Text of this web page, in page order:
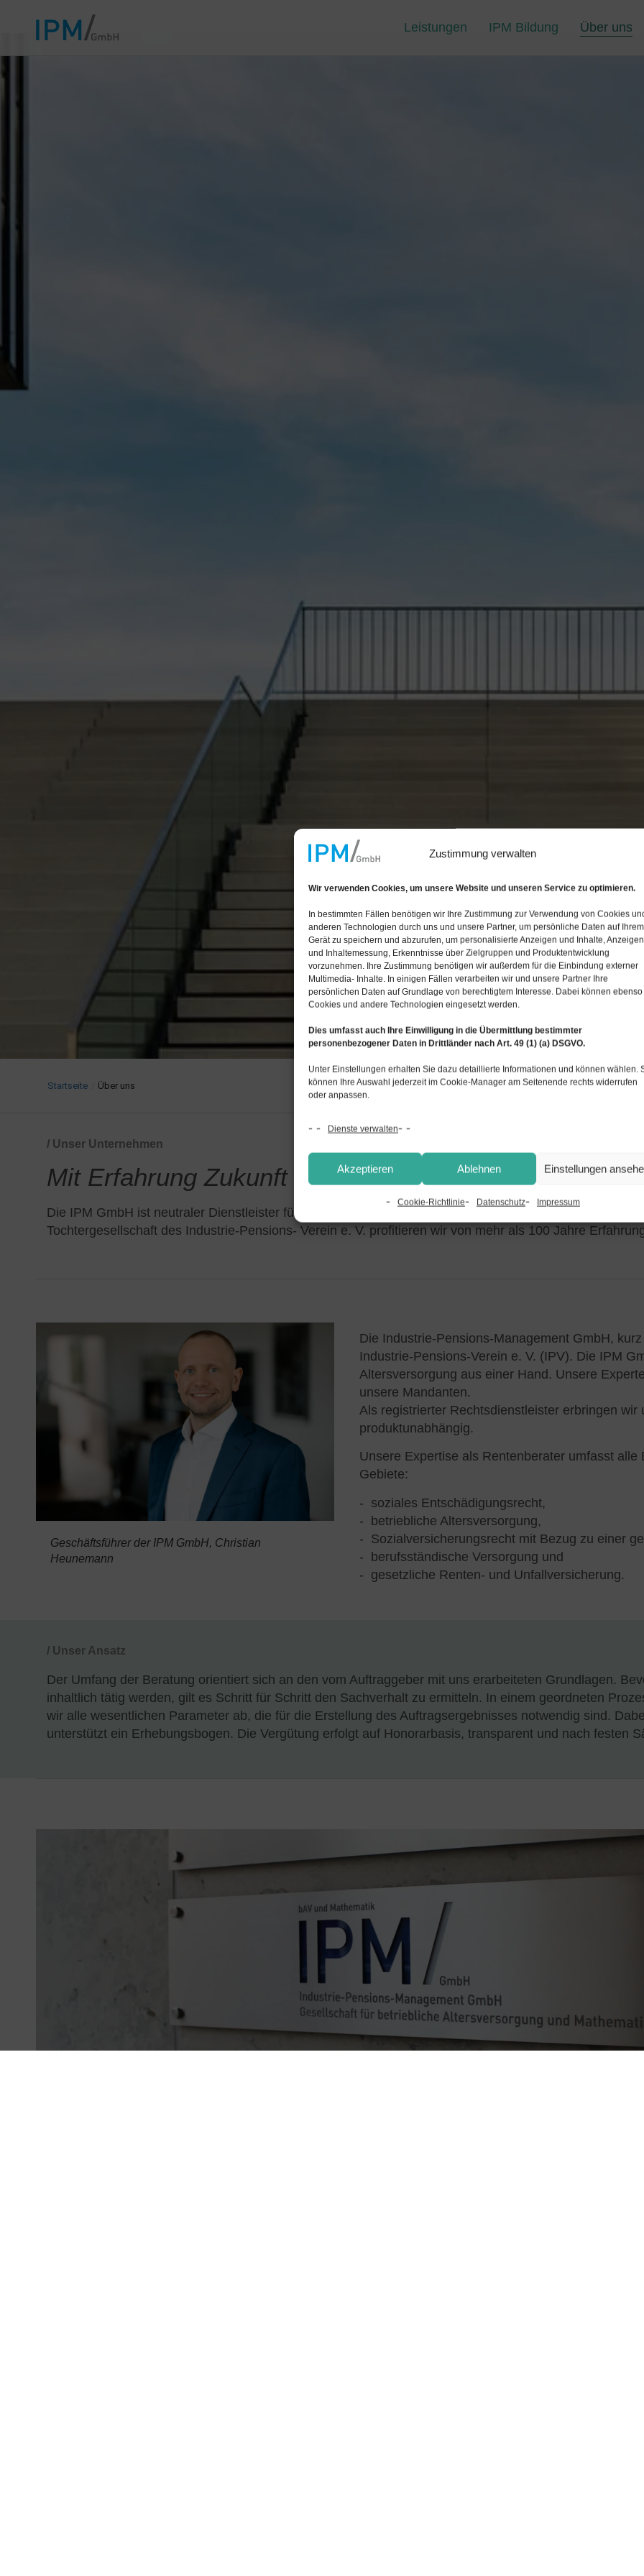
Zustimmung verwalten
Wir verwenden Cookies, um unsere Website und unseren Service zu optimieren.
In bestimmten Fällen benötigen wir Ihre Zustimmung zur Verwendung von Cookies
anderen Technologien durch uns und unsere Partner, um persönliche Daten auf Ihrem
Gerät zu speichern und abzurufen, um personalisierte Anzeigen und Inhalte,
und Inhaltemessung, Erkenntnisse über Zielgruppen und Produktentwicklung
vorzunehmen. Ihre Zustimmung benötigen wir außerdem für die Einbindung externer
Multimedia- Inhalte. In einigen Fällen verarbeiten wir und unsere Partner Ihre
persönlichen Daten auf Grundlage von berechtigtem Interesse. Dabei können ebenso
Cookies und andere Technologien eingesetzt werden.
Dies umfasst auch Ihre Einwilligung in die Übermittlung bestimmter
personenbezogener Daten in Drittländer nach Art. 49 (1) (a) DSGVO.
Unter Einstellungen erhalten Sie dazu detaillierte Informationen und können wählen.
können Ihre Auswahl jederzeit im Cookie-Manager am Seitenende rechts widerrufen
oder anpassen.
Dienste verwalten
Akzeptieren Ablehnen Einstellungen
Cookie-Richtlinie Datenschutz Impressum
Leistungen IPM Bildung Über uns
Startseite Über uns
/ Unser Unternehmen
Mit Erfahrung Zukunft sichern
Die IPM GmbH ist neutraler Dienstleister für Lösungen zu allen Fragen der betrieblichen
Tochtergesellschaft des Industrie-Pensions- Verein e. V. profitieren wir von mehr als 100 Jahre
Geschäftsführer der IPM GmbH, Christian
Heunemann
Die Industrie-Pensions-Management GmbH,
Industrie-Pensions-Verein e. V. (IPV). Die IPM
Altersversorgung aus einer Hand. Unsere
unsere Mandanten.
Als registrierter Rechtsdienstleister erbringen
produktunabhängig.
Unsere Expertise als Rentenberater umfasst
Gebiete:
soziales Entschädigungsrecht,
betriebliche Altersversorgung,
Sozialversicherungsrecht mit Bezug zu einer
berufsständische Versorgung und
gesetzliche Renten- und Unfallversicherung.
/ Unser Ansatz
Der Umfang der Beratung orientiert sich an den vom Auftraggeber mit uns erarbeiteten Grundlagen.
inhaltlich tätig werden, gilt es Schritt für Schritt den Sachverhalt zu ermitteln. In einem geordneten
wir alle wesentlichen Parameter ab, die für die Erstellung des Auftragsergebnisses notwendig sind.
unterstützt ein Erhebungsbogen. Die Vergütung erfolgt auf Honorarbasis, transparent und nach festen